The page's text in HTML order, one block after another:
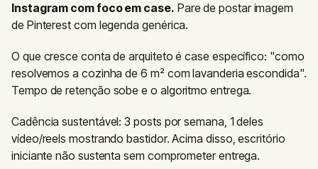
Instagram com foco em case. Pare de postar imagem
de Pinterest com legenda genérica.
O que cresce conta de arquiteto é case específico: "como
resolvemos a cozinha de 6 m² com lavanderia escondida".
Tempo de retenção sobe e o algoritmo entrega.
Cadência sustentável: 3 posts por semana, 1 deles
vídeo/reels mostrando bastidor. Acima disso, escritório
iniciante não sustenta sem comprometer entrega.